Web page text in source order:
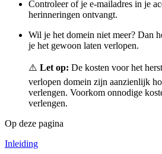
Controleer of je e-mailadres in je
herinneringen ontvangt.
Wil je het domein niet meer? Dan
je het gewoon laten verlopen.
⚠️ Let op: De kosten voor het
verlopen domein zijn aanzienlijk
verlengen. Voorkom onnodige
verlengen.
Op deze pagina
Inleiding